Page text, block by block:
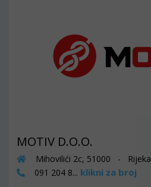
MOTIV D.O.O.
Mihovilići 2c, 51000 - Rijeka
091 204 8... klikni za broj